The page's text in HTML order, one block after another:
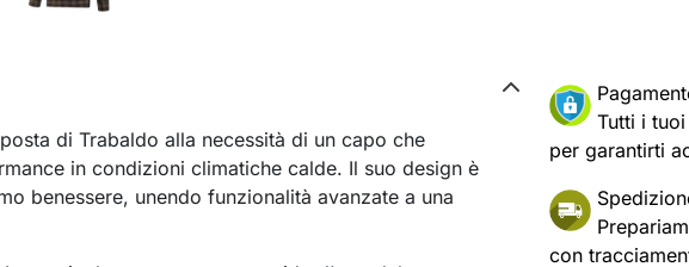
Tutti i
per garantirti
con
di Trabaldo alla necessità di un capo che
in condizioni climatiche calde. Il suo design è
benessere, unendo funzionalità avanzate a una